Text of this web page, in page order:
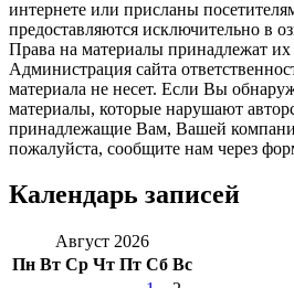
интернете или присланы
предоставляются исключительно в
Права на материалы принадлежат их
Администрация сайта
материала не несет. Если Вы
материалы, которые нарушают
принадлежащие Вам, Вашей
пожалуйста, сообщите нам через
Календарь записей
Август 2026
Пн Вт Ср Чт Пт Сб Вс